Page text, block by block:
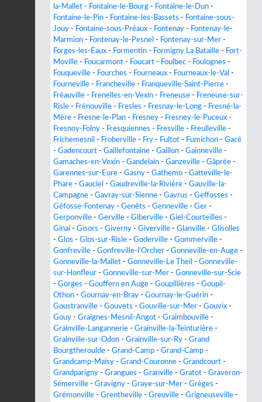
la-Mallet - Fontaine-le-Bourg - Fontaine-le-Dun -
Fontaine-le-Pin - Fontaine-les-Bassets - Fontaine-sous-
Jouy - Fontaine-sous-Préaux - Fontenay - Fontenay-le-
Marmion - Fontenay-le-Pesnel - Fontenay-sur-Mer -
Forges-les-Eaux - Formentin - Formigny La Bataille - Fort-
Moville - Foucarmont - Foucart - Foulbec - Foulognes -
Fouqueville - Fourches - Fourneaux - Fourneaux-le-Val -
Fourneville - Francheville - Franqueville-Saint-Pierre -
Fréauville - Frenelles-en-Vexin - Freneuse - Freneuse-sur-
Risle - Frénouville - Fresles - Fresnay-le-Long - Fresné-la-
Mère - Fresne-le-Plan - Fresney - Fresney-le-Puceux -
Fresnoy-Folny - Fresquiennes - Fresville - Freulleville -
Frichemesnil - Froberville - Fry - Fultot - Fumichon - Gacé
- Gadencourt - Gaillefontaine - Gaillon - Gainneville -
Gamaches-en-Vexin - Gandelain - Ganzeville - Gâprée -
Garennes-sur-Eure - Gasny - Gathemo - Gatteville-le-
Phare - Gauciel - Gaudreville-la-Rivière - Gauville-la-
Campagne - Gavray-sur-Sienne - Gavrus - Geffosses -
Géfosse-Fontenay - Genêts - Genneville - Ger -
Gerponville - Gerville - Giberville - Giel-Courteilles -
Ginai - Gisors - Giverny - Giverville - Glanville - Glisolles
- Glos - Glos-sur-Risle - Goderville - Gommerville -
Gonfreville - Gonfreville-l'Orcher - Gonneville-en-Auge -
Gonneville-la-Mallet - Gonneville-Le Theil - Gonneville-
sur-Honfleur - Gonneville-sur-Mer - Gonneville-sur-Scie
- Gorges - Gouffern en Auge - Goupillières - Goupil-
Othon - Gournay-en-Bray - Gournay-le-Guérin -
Goustranville - Gouvets - Gouville-sur-Mer - Gouvix -
Gouy - Graignes-Mesnil-Angot - Graimbouville -
Grainville-Langannerie - Grainville-la-Teinturière -
Grainville-sur-Odon - Grainville-sur-Ry - Grand
Bourgtheroulde - Grand-Camp - Grand-Camp -
Grandcamp-Maisy - Grand-Couronne - Grandcourt -
Grandparigny - Grangues - Granville - Gratot - Graveron-
Sémerville - Gravigny - Graye-sur-Mer - Grèges -
Grémonville - Grentheville - Greuville - Grigneuseville -